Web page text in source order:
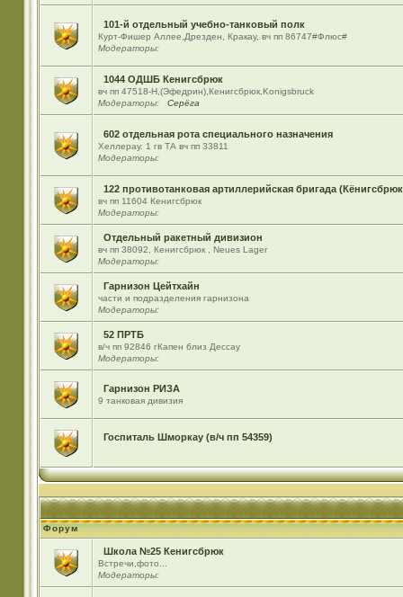
101-й отдельный учебно-танковый полк
Курт-Фишер Аллее,Дрезден, Кракау, вч пп 86747#Флюс#
Модераторы:
1044 ОДШБ Кенигсбрюк
вч пп 47518-Н,(Эфедрин),Кенигсбрюк,Konigsbruck
Модераторы:
Серёга
602 отдельная рота специального назначения
Хеллерау. 1 гв ТА вч пп 33811
Модераторы:
122 противотанковая артиллерийская бригада
вч пп 11604 Кенигсбрюк
Модераторы:
Отдельный ракетный дивизион
вч пп 38092, Кенигсбрюк , Neues Lager
Модераторы:
Гарнизон Цейтхайн
части и подразделения гарнизона
Модераторы:
52 ПРТБ
в/ч пп 92846 гКапен близ Дессау
Модераторы:
Гарнизон РИЗА
9 танковая дивизия
Госпиталь Шморкау (в/ч пп 54359)
Форум
Школа №25 Кенигсбрюк
Встречи,фото...
Модераторы: